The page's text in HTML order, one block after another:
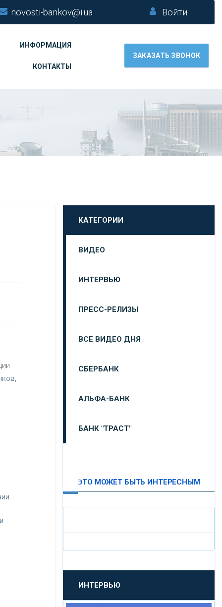
novosti-bankov@i.ua Войти
ИНФОРМАЦИЯ
КОНТАКТЫ
ЗАКАЗАТЬ ЗВОНОК
КАТЕГОРИИ
ВИДЕО
ИНТЕРВЬЮ
ПРЕСС-РЕЛИЗЫ
ВСЕ ВИДЕО ДНЯ
СБЕРБАНК
АЛЬФА-БАНК
БАНК "ТРАСТ"
«ПРОМСВЯЗЬБАНК»
ЭТО МОЖЕТ БЫТЬ ИНТЕРЕСНЫМ
ИНТЕРВЬЮ